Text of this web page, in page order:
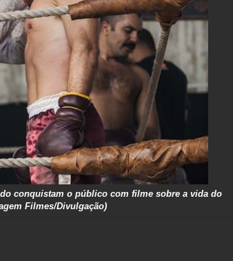
conquistam o público com filme sobre a vida do
Filmes/Divulgação)